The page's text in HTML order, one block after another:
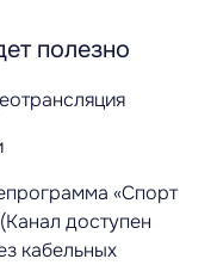
полезно
«Спорт
доступен
кабельных